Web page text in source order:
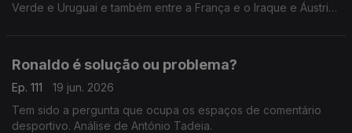
Verde e Uruguai e também entre a França e o Iraque e Áustria
Ronaldo é solução ou problema?
Ep. 111
19 jun. 2026
Tem sido a pergunta que ocupa os espaços de comentário
desportivo. Análise de António Tadeia.